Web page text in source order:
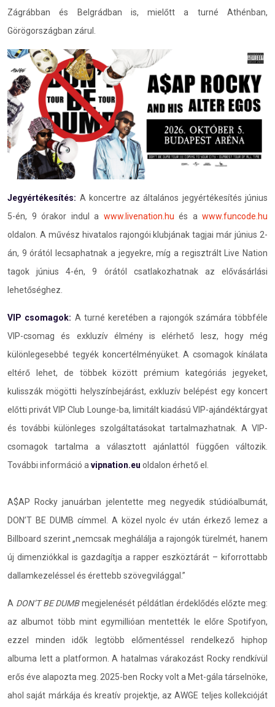
Zágrábban és Belgrádban is, mielőtt a turné Athénban,
Görögországban zárul.
Jegyértékesítés: A koncertre az általános jegyértékesítés június
5-én, 9 órakor indul a www.livenation.hu és a www.funcode.hu
oldalon. A művész hivatalos rajongói klubjának tagjai már június 2-
án, 9 órától lecsaphatnak a jegyekre, míg a regisztrált Live Nation
tagok június 4-én, 9 órától csatlakozhatnak az elővásárlási
lehetőséghez.
VIP csomagok: A turné keretében a rajongók számára többféle
VIP-csomag és exkluzív élmény is elérhető lesz, hogy még
különlegesebbé tegyék koncertélményüket. A csomagok kínálata
eltérő lehet, de többek között prémium kategóriás jegyeket,
kulisszák mögötti helyszínbejárást, exkluzív belépést egy koncert
előtti privát VIP Club Lounge-ba, limitált kiadású VIP-ajándéktárgyat
és további különleges szolgáltatásokat tartalmazhatnak. A VIP-
csomagok tartalma a választott ajánlattól függően változik.
További információ avipnation.eu oldalon érhető el.
A$AP Rocky januárban jelentette meg negyedik stúdióalbumát,
DON’T BE DUMB címmel. A közel nyolc év után érkező lemez a
Billboard szerint „nemcsak meghálálja a rajongók türelmét, hanem
új dimenziókkal is gazdagítja a rapper eszköztárát – kiforrottabb
dallamkezeléssel és érettebb szövegvilággal.”
A DON’T BE DUMBmegjelenését példátlan érdeklődés előzte meg:
az albumot több mint egymillióan mentették le előre Spotifyon,
ezzel minden idők legtöbb előmentéssel rendelkező hiphop
albuma lett a platformon. A hatalmas várakozást Rocky rendkívül
erős éve alapozta meg. 2025-ben Rocky volt a Met-gála társelnöke,
ahol saját márkája és kreatív projektje, az AWGE teljes kollekcióját